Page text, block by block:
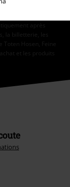
après
la billetterie, les
Toten Hosen, Feine
et les produits